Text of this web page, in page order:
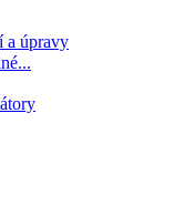
a úpravy